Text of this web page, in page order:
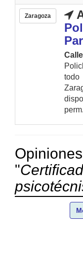
Zaragoza
"